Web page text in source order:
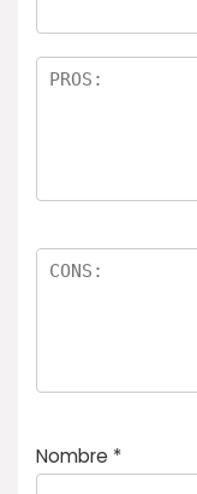
el
Nombre *